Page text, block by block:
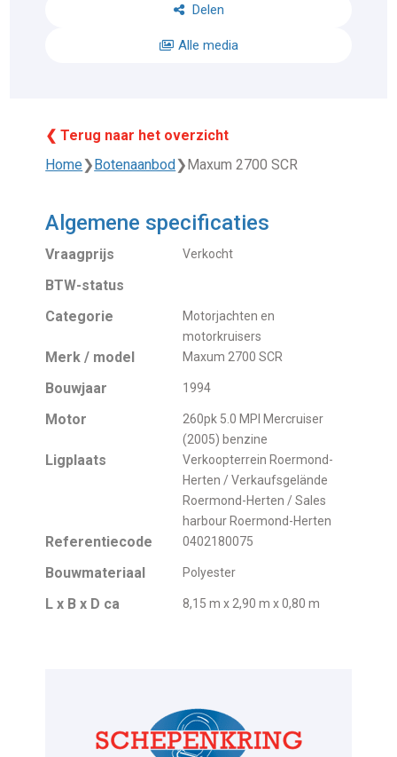
Delen
Alle media
❮ Terug naar het overzicht
Home❯Botenaanbod❯Maxum 2700 SCR
Algemene specificaties
Vraagprijs Verkocht
BTW-status
Categorie
Motorjachten en
motorkruisers
Merk / model Maxum 2700 SCR
Bouwjaar 1994
Motor
260pk 5.0 MPI Mercruiser
(2005) benzine
Ligplaats
Verkoopterrein Roermond-
Herten / Verkaufsgelände
Roermond-Herten / Sales
harbour Roermond-Herten
Referentiecode 0402180075
Bouwmateriaal Polyester
L x B x D ca 8,15 m x 2,90 m x 0,80 m